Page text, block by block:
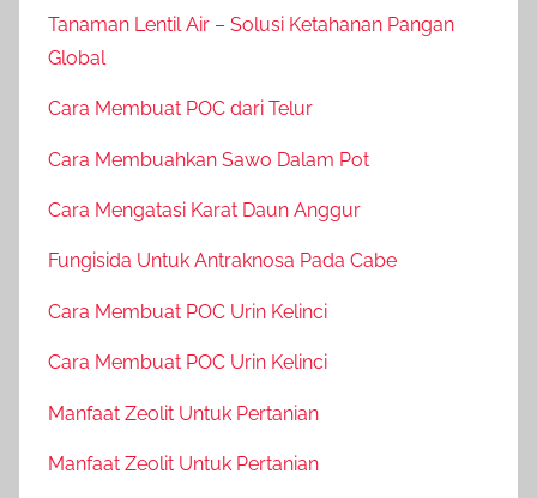
Tanaman Lentil Air – Solusi Ketahanan Pangan
Global
Cara Membuat POC dari Telur
Cara Membuahkan Sawo Dalam Pot
Cara Mengatasi Karat Daun Anggur
Fungisida Untuk Antraknosa Pada Cabe
Cara Membuat POC Urin Kelinci
Cara Membuat POC Urin Kelinci
Manfaat Zeolit Untuk Pertanian
Manfaat Zeolit Untuk Pertanian